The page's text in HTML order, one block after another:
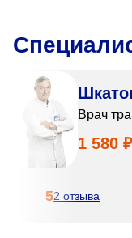
Врач
1 580 ₽
52 отзыва